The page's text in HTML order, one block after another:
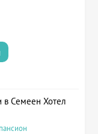
в Семеен Хотел